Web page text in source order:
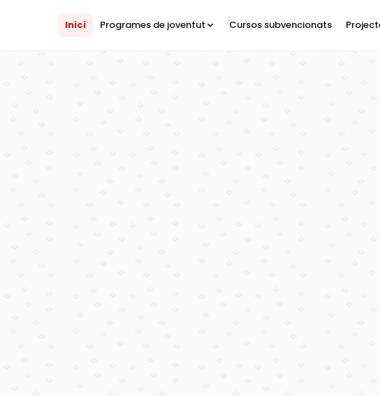
Inici Programes de joventut Cursos subvencionats